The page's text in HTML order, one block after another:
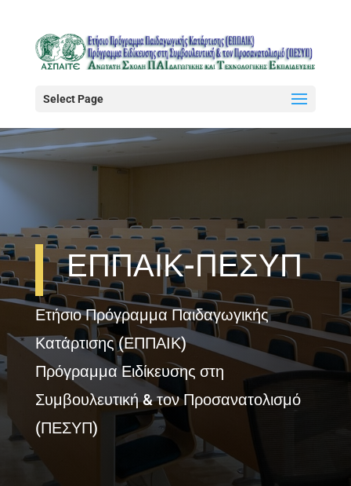
Select Page
ΕΠΠΑΙΚ-ΠΕΣΥΠ
Ετήσιο Πρόγραμμα Παιδαγωγικής
Κατάρτισης (ΕΠΠΑΙΚ)
Πρόγραμμα Ειδίκευσης στη
Συμβουλευτική & τον Προσανατολισμό
(ΠΕΣΥΠ)